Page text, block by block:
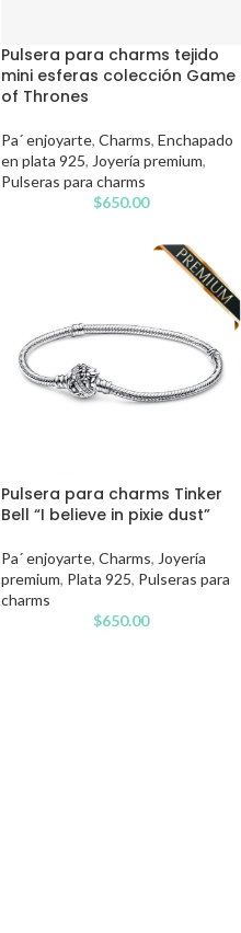
Pulsera para charms tejido
mini esferas colección Game
of Thrones
Pa´ enjoyarte, Charms, Enchapado
en plata 925, Joyería premium,
Pulseras para charms
$650.00
Pulsera para charms Tinker
Bell “I believe in pixie dust”
Pa´ enjoyarte, Charms, Joyería
premium, Plata 925, Pulseras para
charms
$650.00